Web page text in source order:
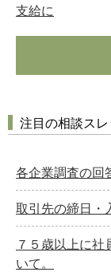
支給に
注目の相談スレ
各企業調査の回
取引先の締日・
７５歳以上に
いて。